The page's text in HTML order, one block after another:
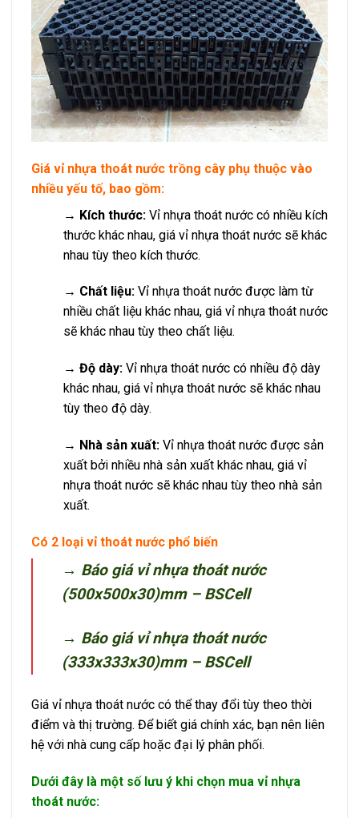
Giá vỉ nhựa thoát nước trồng cây phụ thuộc vào
nhiều yếu tố, bao gồm:
→ Kích thước: Vỉ nhựa thoát nước có nhiều kích
thước khác nhau, giá vỉ nhựa thoát nước sẽ khác
nhau tùy theo kích thước.
→ Chất liệu: Vỉ nhựa thoát nước được làm từ
nhiều chất liệu khác nhau, giá vỉ nhựa thoát nước
sẽ khác nhau tùy theo chất liệu.
→ Độ dày: Vỉ nhựa thoát nước có nhiều độ dày
khác nhau, giá vỉ nhựa thoát nước sẽ khác nhau
tùy theo độ dày.
→ Nhà sản xuất: Vỉ nhựa thoát nước được sản
xuất bởi nhiều nhà sản xuất khác nhau, giá vỉ
nhựa thoát nước sẽ khác nhau tùy theo nhà sản
xuất.
Có 2 loại vỉ thoát nước phổ biến
→ Báo giá vỉ nhựa thoát nước
(500x500x30)mm – BSCell
→ Báo giá vỉ nhựa thoát nước
(333x333x30)mm – BSCell
Giá vỉ nhựa thoát nước có thể thay đổi tùy theo thời
điểm và thị trường. Để biết giá chính xác, bạn nên liên
hệ với nhà cung cấp hoặc đại lý phân phối.
Dưới đây là một số lưu ý khi chọn mua vỉ nhựa
thoát nước: